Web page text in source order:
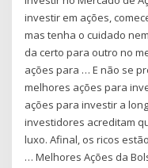
investir em ações,
mas tenha o cuidado
da certo para outro no
ações para … E não se
melhores ações para
ações para investir a
investidores acreditam
luxo. Afinal, os ricos
… Melhores Ações da